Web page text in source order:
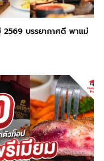
2569 บรรยากาศดี พาแม่